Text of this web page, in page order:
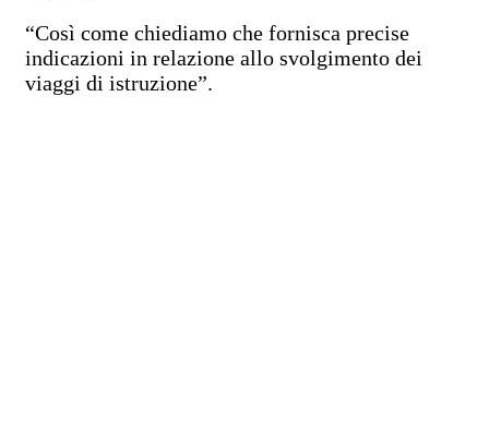
“Così come chiediamo che fornisca precise
indicazioni in relazione allo svolgimento dei
viaggi di istruzione”.